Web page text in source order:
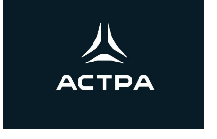
Регулирование
Инновации